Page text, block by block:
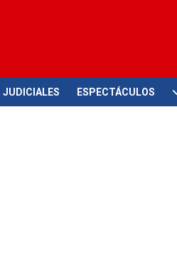
JUDICIALES ESPECTÁCULOS